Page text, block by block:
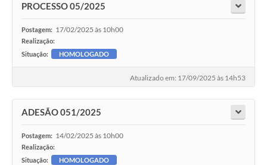
PROCESSO 05/2025
Postagem: 17/02/2025 às 10h00
Realização:
Situação:
HOMOLOGADO
Atualizado em: 17/09/2025 às 14h53
ADESÃO 051/2025
Postagem: 14/02/2025 às 10h00
Realização:
Situação:
HOMOLOGADO